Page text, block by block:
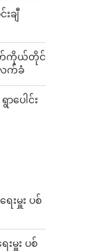
ချီ
တ်ကိုယ်တိုင်
လက်ခံ
ပေါင်း
းမှူး ပစ်
မှူး ပစ်